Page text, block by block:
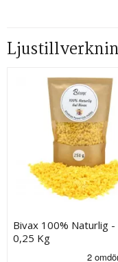
Bivax 100% Naturlig -
0,25 Kg